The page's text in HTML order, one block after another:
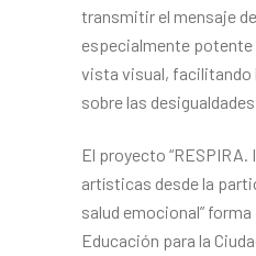
transmitir el mensaje
especialmente potente
vista visual, facilitando
sobre las
El proyecto
artísticas desde la
salud emocional”
Educación para la